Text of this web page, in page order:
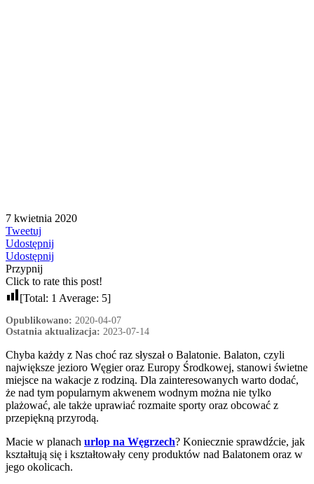
7 kwietnia 2020
Tweetuj
Udostępnij
Udostępnij
Przypnij
Click to rate this post!
[Total: 1 Average: 5]
Opublikowano: 2020-04-07
Ostatnia aktualizacja: 2023-07-14
Chyba każdy z Nas choć raz słyszał o Balatonie. Balaton, czyli
największe jezioro Węgier oraz Europy Środkowej, stanowi świetne
miejsce na wakacje z rodziną. Dla zainteresowanych warto dodać,
że nad tym popularnym akwenem wodnym można nie tylko
plażować, ale także uprawiać rozmaite sporty oraz obcować z
przepiękną przyrodą.
Macie w planach urlop na Węgrzech? Koniecznie sprawdźcie, jak
kształtują się i kształtowały ceny produktów nad Balatonem oraz w
jego okolicach.